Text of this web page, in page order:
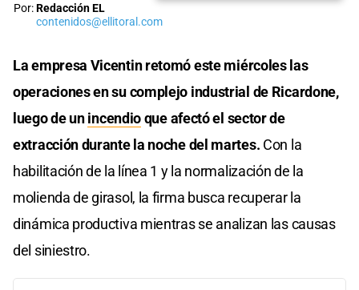
Por:Redacción EL
contenidos@ellitoral.com
La empresa Vicentin retomó este miércoles las
operaciones en su complejo industrial de Ricardone,
luego de unincendioque afectó el sector de
extracción durante la noche del martes. Con la
habilitación de la línea 1 y la normalización de la
molienda de girasol, la firma busca recuperar la
dinámica productiva mientras se analizan las causas
del siniestro.